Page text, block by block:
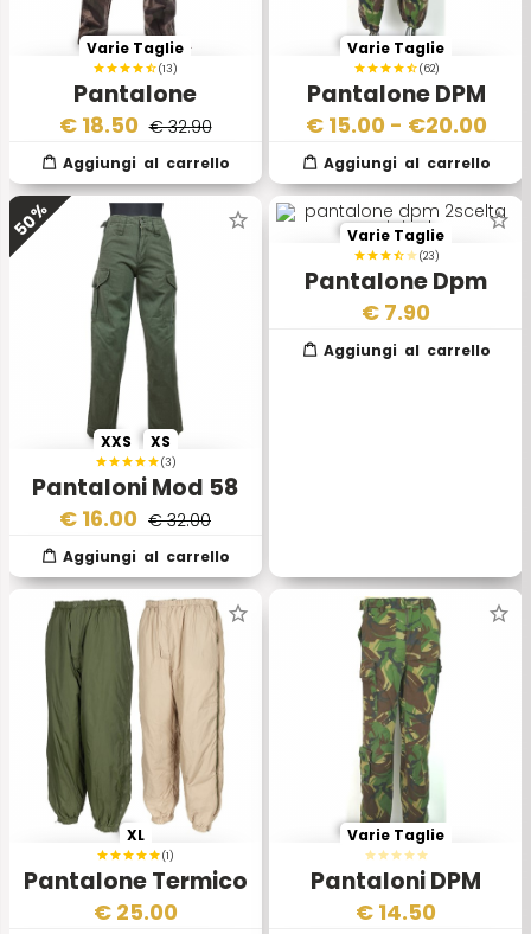
(13)
Pantalone
Woodland Camo
Winn Cargo II
Varie Taglie
€ 18.50 € 32.90
(62)
Pantalone DPM
Originale Esercito
Inglese
Varie Taglie
€ 15.00 - €20.00
50%
(3)
Pantaloni Mod 58
O-G Combat Verde
XXS XS
€ 16.00 € 32.00
(23)
Pantalone Dpm
2scelta
Varie Taglie
€ 7.90
(1)
Pantalone Termico
Reversibile Esercito
XL
€ 25.00
Pantaloni DPM
Continentali
Varie Taglie
€ 14.50